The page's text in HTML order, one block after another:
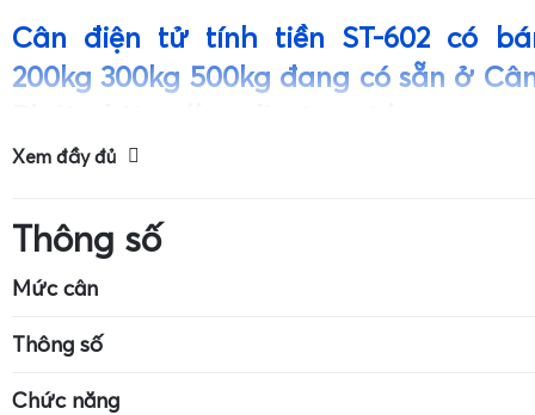
Cân điện tử tính tiền ST-602 có
200kg 300kg 500kg đang có sẵn ở
Xem đầy đủ
Thông số
Mức cân
Kích thước cân: 7cm x 4cm
Thông số
Cân dùng pin CR-2032
Chức năng